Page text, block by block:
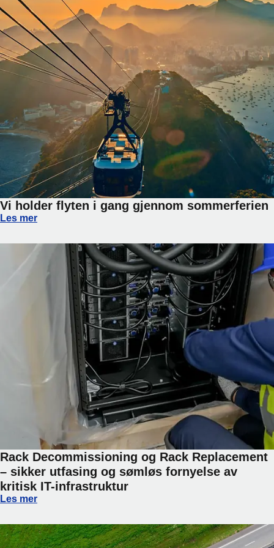
Vi holder flyten i gang gjennom sommerferien
Vi holder flyten i gang gjennom sommerferien
Les mer
Rack Decommissioning og Rack Replacement
– sikker utfasing og sømløs fornyelse av
kritisk IT-infrastruktur
Rack Decommissioning og Rack Replacement – sikker
Les mer